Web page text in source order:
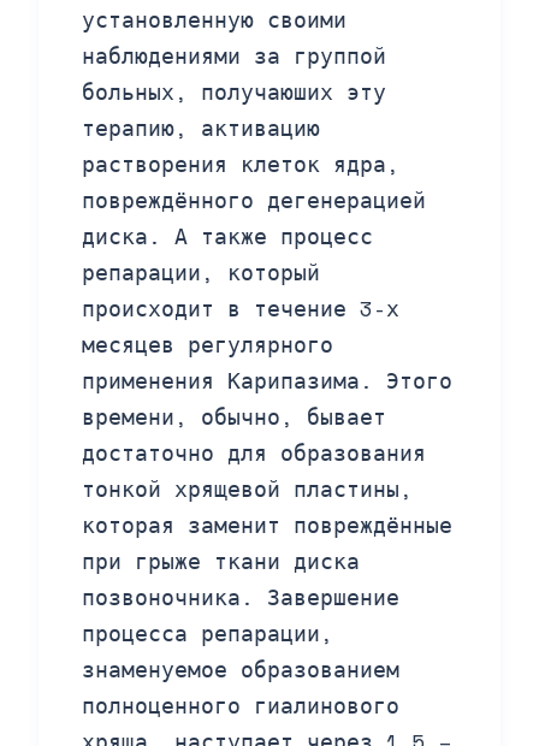
установленную своими
наблюдениями за группой
больных, получаюших эту
терапию, активацию
растворения клеток ядра,
повреждённого дегенерацией
диска. А также процесс
репарации, который
происходит в течение 3-х
месяцев регулярного
применения Карипазима. Этого
времени, обычно, бывает
достаточно для образования
тонкой хрящевой пластины,
которая заменит повреждённые
при грыже ткани диска
позвоночника. Завершение
процесса репарации,
знаменуемое образованием
полноценного гиалинового